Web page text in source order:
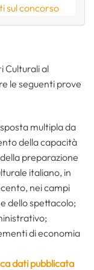
sul concorso
Culturali al
le seguenti prove
multipla da
della capacità
preparazione
italiano, in
nei campi
dello spettacolo;
di economia
dati pubblicata